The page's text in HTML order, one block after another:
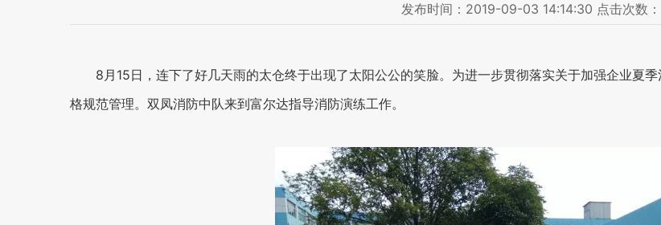
发布时间： 2019-09-03 14:14:30 点击次数：
8月15日，连下了好几天雨的太仓终于出现了太阳公公的笑脸。为进一步贯彻落实关于加强企业夏
格规范管理。双凤消防中队来到富尔达指导消防演练工作。